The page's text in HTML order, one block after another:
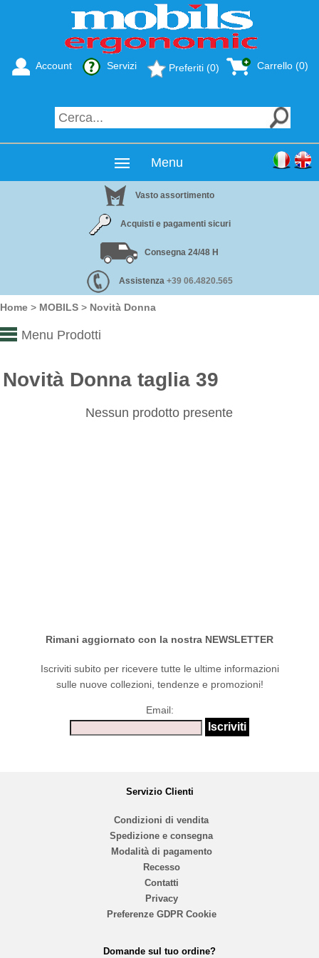
Carrello (0)
Preferiti (0)
Servizi
Account
Menu
Vasto assortimento
Acquisti e pagamenti sicuri
Consegna 24/48 H
Assistenza +39 06.4820.565
Home > MOBILS > Novità Donna
Menu Prodotti
Novità Donna taglia 39
Nessun prodotto presente
Rimani aggiornato con la nostra NEWSLETTER
Iscriviti subito per ricevere tutte le ultime informazioni
sulle nuove collezioni, tendenze e promozioni!
Email:
Servizio Clienti
Condizioni di vendita
Spedizione e consegna
Modalità di pagamento
Recesso
Contatti
Privacy
Preferenze GDPR Cookie
Domande sul tuo ordine?